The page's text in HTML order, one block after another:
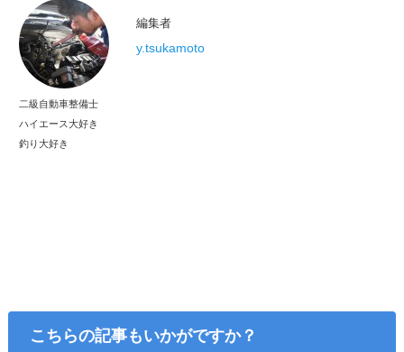
編集者
y.tsukamoto
二級自動車整備士
ハイエース大好き
釣り大好き
こちらの記事もいかがですか？